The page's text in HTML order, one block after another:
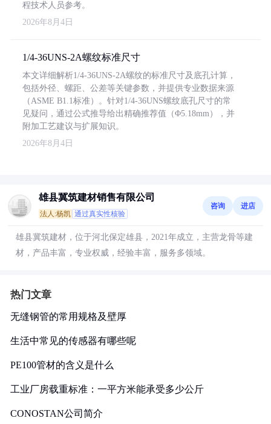
程技术人员参考。
2026年8月4日
1/4-36UNS-2A螺纹标准尺寸
本文详细解析1/4-36UNS-2A螺纹的标准尺寸及底孔计算，
包括外径、螺距、公差等关键参数，并提供专业数据来源
（ASME B1.1标准）。针对1/4-36UNS螺纹底孔尺寸的常
见疑问，通过公式推导给出精确推荐值（Φ5.18mm），并
附加工艺建议与扩展知识。
2026年8月4日
雄县冀筑建材销售有限公司
法人:杨凯 通过真实性核验
咨询 进店
雄县冀筑建材，位于河北保定雄县，2021年成立，主营龙骨等建
材，产品丰富，专业权威，经验丰富，服务多领域。
热门文章
无缝钢管的常用规格及壁厚
生活中常见的传感器有哪些呢
PE100管材的含义是什么
工业厂房载重标准：一平方米能承受多少公斤
CONOSTAN公司简介